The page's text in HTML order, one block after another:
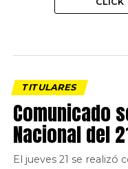
TITULARES
Comunicado
Nacional del
El jueves 21 se